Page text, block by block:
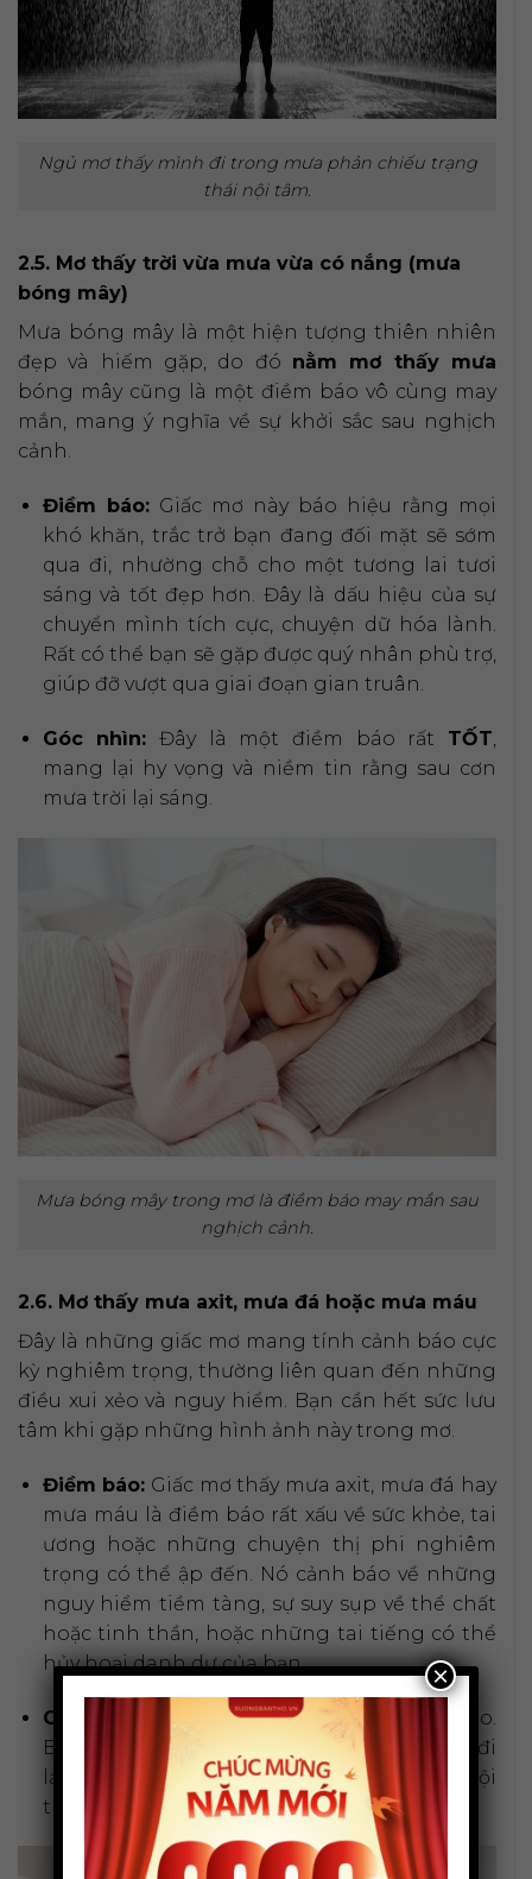
Ngủ mơ thấy mình đi trong mưa phản chiếu trạng
thái nội tâm.
2.5. Mơ thấy trời vừa mưa vừa có nắng (mưa
bóng mây)
Mưa bóng mây là một hiện tượng thiên nhiên
đẹp và hiếm gặp, do đó nằm mơ thấy mưa
bóng mây cũng là một điềm báo vô cùng may
mắn, mang ý nghĩa về sự khởi sắc sau nghịch
cảnh.
Điềm báo:Giấc mơ này báo hiệu rằng mọi
khó khăn, trắc trở bạn đang đối mặt sẽ sớm
qua đi, nhường chỗ cho một tương lai tươi
sáng và tốt đẹp hơn. Đây là dấu hiệu của sự
chuyển mình tích cực, chuyện dữ hóa lành.
Rất có thể bạn sẽ gặp được quý nhân phù trợ,
giúp đỡ vượt qua giai đoạn gian truân.
Góc nhìn: Đây là một điềm báo rất TỐT,
mang lại hy vọng và niềm tin rằng sau cơn
mưa trời lại sáng.
Mưa bóng mây trong mơ là điềm báo may mắn sau
nghịch cảnh.
2.6. Mơ thấy mưa axit, mưa đá hoặc mưa máu
Đây là những giấc mơ mang tính cảnh báo cực
kỳ nghiêm trọng, thường liên quan đến những
điều xui xẻo và nguy hiểm. Bạn cần hết sức lưu
tâm khi gặp những hình ảnh này trong mơ.
Điềm báo: Giấc mơ thấy mưa axit, mưa đá hay
mưa máu là điềm báo rất xấu về sức khỏe, tai
ương hoặc những chuyện thị phi nghiêm
trọng có thể ập đến. Nó cảnh báo về những
nguy hiểm tiềm tàng, sự suy sụp về thể chất
hoặc tinh thần, hoặc những tai tiếng có thể
hủy hoại danh dự của bạn.
Góc nhìn: Đây là điềm báo XẤU ở mức độ cao.
Bạn cần hết sức cẩn thận trong mọi việc, từ đi
lại, ăn uống cho đến các mối quan hệ xã hội
trong thời gian tới.
×